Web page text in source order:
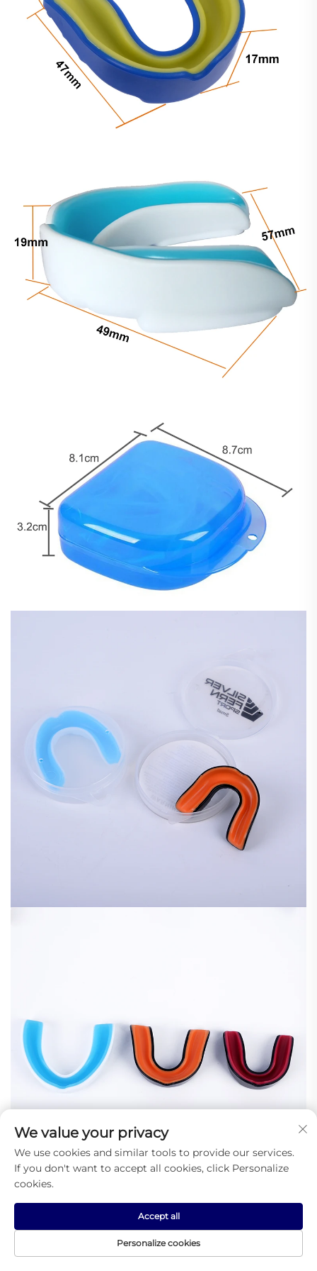
We value your privacy
We use cookies and similar tools to provide our services.
If you don't want to accept all cookies, click Personalize
cookies.
Personalize cookies
Accept all